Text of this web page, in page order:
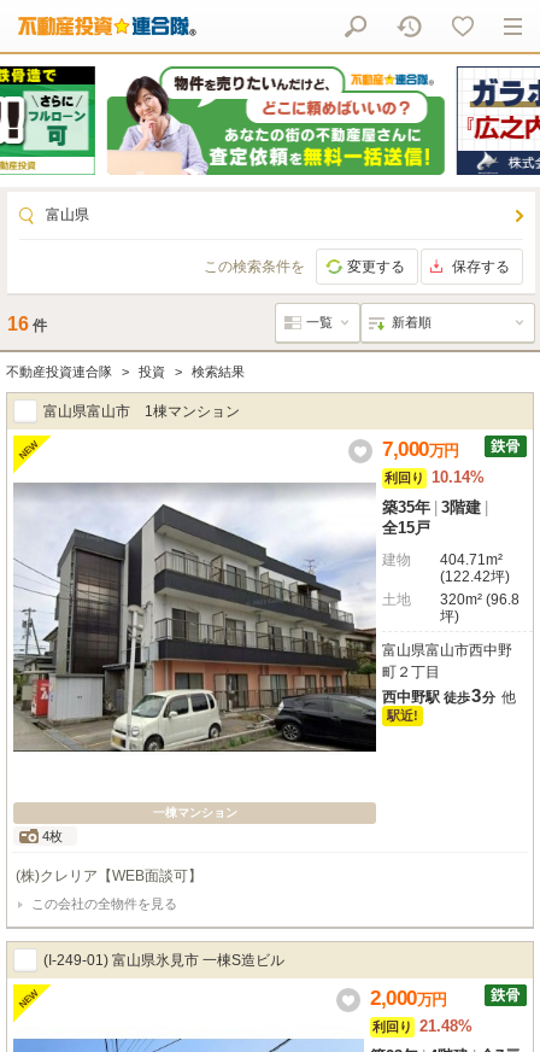
富山県
この検索条件を 変更する 保存する
16 件
不動産投資連合隊 投資 検索結果
富山県富山市 1棟マンション
NEW
一棟マンション
4枚
7,000万円
利回り
10.14%
築35年 3階建
全15戸
建物
404.71m²
(122.42坪)
土地
320m² (96.8
坪)
富山県富山市西中野
町２丁目
西中野駅 徒歩3分 他
駅近!
(株)クレリア【WEB面談可】
この会社の全物件を見る
(I-249-01) 富山県氷見市 一棟S造ビル
NEW 2,000万円
利回り
21.48%